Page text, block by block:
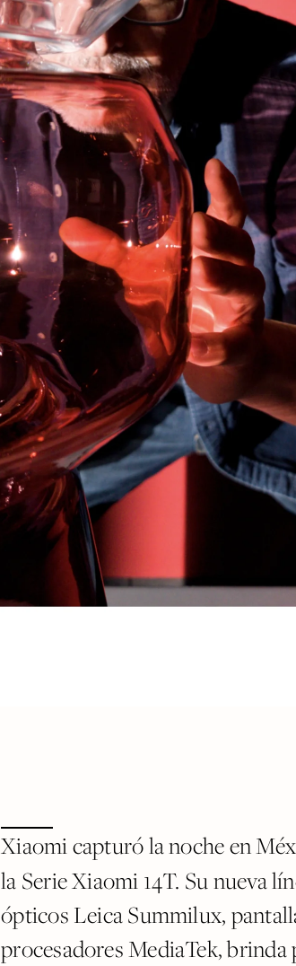
Xiaomi capturó la noche en
la Serie Xiaomi 14T. Su nueva
ópticos Leica Summilux,
procesadores MediaTek, brinda